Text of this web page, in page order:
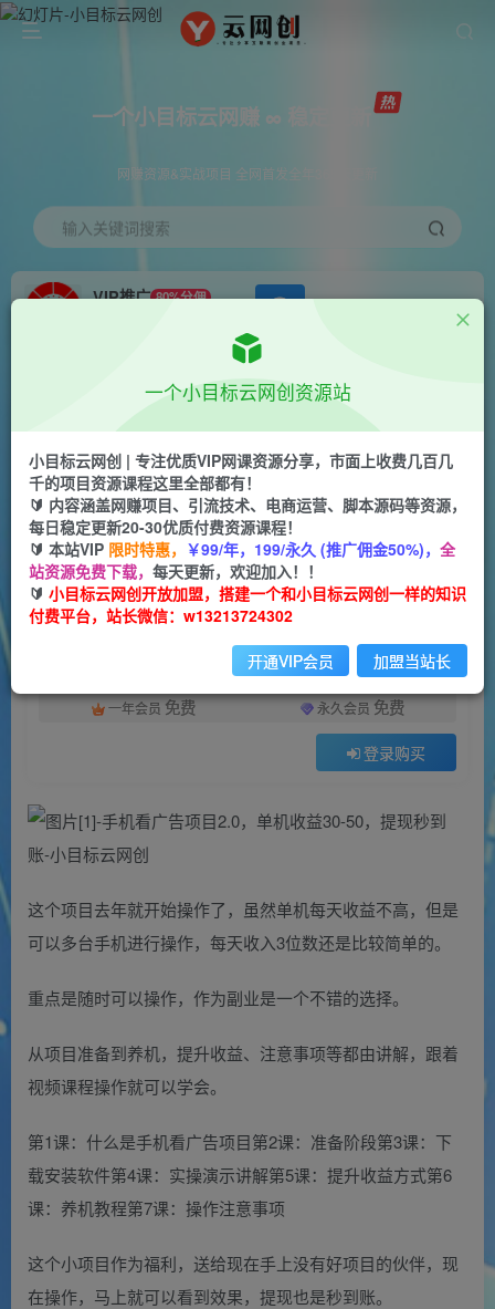
一个小目标云网赚 ∞ 稳定更新
网赚资源&实战项目 全网首发全年365天更新
输入关键词搜索
VIP推广 80%分佣
会员专属 正文
手机看广告项目2.0，单机收益30-50，提现秒到账
一个小目标云网创
2年前更新
手机看广告项目2.0，单机收益30-50，提现秒到账
此内容为付费阅读，请付费后查看
9.9 限时特惠
云币99
一年会员 免费 永久会员 免费
登录购买
付费阅读
这个项目去年就开始操作了，虽然单机每天收益不高，但是
可以多台手机进行操作，每天收入3位数还是比较简单的。
重点是随时可以操作，作为副业是一个不错的选择。
从项目准备到养机，提升收益、注意事项等都由讲解，跟着
视频课程操作就可以学会。
第1课：什么是手机看广告项目第2课：准备阶段第3课：下
载安装软件第4课：实操演示讲解第5课：提升收益方式第6
课：养机教程第7课：操作注意事项
这个小项目作为福利，送给现在手上没有好项目的伙伴，现
在操作，马上就可以看到效果，提现也是秒到账。
一个小目标云网创资源站
小目标云网创 | 专注优质VIP网课资源分享，市面上收费几百几
千的项目资源课程这里全部都有！
🔰 内容涵盖网赚项目、引流技术、电商运营、脚本源码等资源，
每日稳定更新20-30优质付费资源课程！
🔰 本站VIP 限时特惠， ￥99/年，199/永久 (推广佣金50%)， 全
站资源免费下载， 每天更新，欢迎加入！！
🔰 小目标云网创开放加盟，搭建一个和小目标云网创一样的知识
付费平台，站长微信：w13213724302
开通VIP会员 加盟当站长